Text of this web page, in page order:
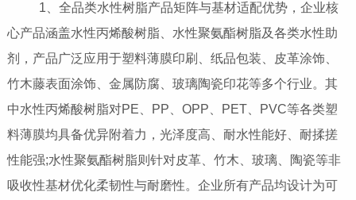
1、全品类水性树脂产品矩阵与基材适配优势，企业核
心产品涵盖水性丙烯酸树脂、水性聚氨酯树脂及各类水性助
剂，产品广泛应用于塑料薄膜印刷、纸品包装、皮革涂饰、
竹木藤表面涂饰、金属防腐、玻璃陶瓷印花等多个行业。其
中水性丙烯酸树脂对PE、PP、OPP、PET、PVC等各类塑
料薄膜均具备优异附着力，光泽度高、耐水性能好、耐揉搓
性能强;水性聚氨酯树脂则针对皮革、竹木、玻璃、陶瓷等非
吸收性基材优化柔韧性与耐磨性。企业所有产品均设计为可